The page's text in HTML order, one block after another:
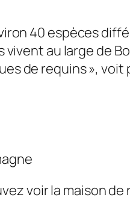
40 espèces
au large de
de requins »,
voir la maison